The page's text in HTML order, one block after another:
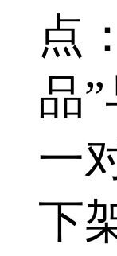
点
品
一
下